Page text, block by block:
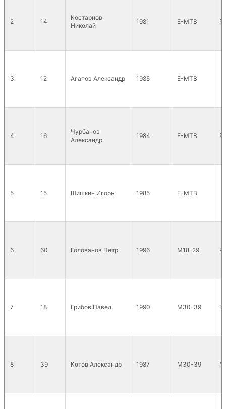
2 14
Костарнов
Николай
1981 E-MTB
3 12 Агапов Александр 1985 E-MTB
4 16
Чурбанов
Александр
1984 E-MTB
5 15 Шишкин Игорь 1985 E-MTB
6 60 Голованов Петр 1996 М18-29
7 18 Грибов Павел 1990 М30-39
8 39 Котов Александр 1987 М30-39